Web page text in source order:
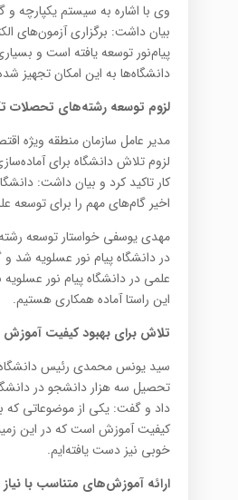
وی با اشاره به سیستم یکپارچه و
بیان داشت: برگزاری آزمون‌های
پیام‌نور توسعه یافته است و
دانشگاه‌ها به این امکان تجهیز
لزوم توسعه رشته‌های تحصلات
مدیر عامل سازمان منطقه ویژه
لزوم تلاش دانشگاه برای
کار تاکید کرد و بیان داشت:
اخیر گام‌های مهم را برای توسعه
مهدی یوسفی خواستار توسعه
در دانشگاه پیام نور عسلویه
علمی در دانشگاه پیام نور عسلویه
این راستا آماده همکاری هستیم.
تلاش برای بهبود کیفیت آموزش
سید یونس محمدی رئیس دانشگاه
تحصیل سه هزار دانشجو در
داد و گفت: یکی از موضوعاتی که
کیفیت آموزش است که در این
خوبی نیز دست یافته‌ایم.
ارائه آموزش‌های متناسب با